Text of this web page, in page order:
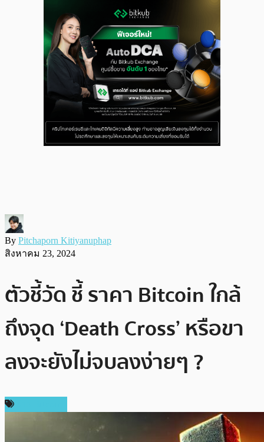
By Pitchaporn Kitiyanuphap
สิงหาคม 23, 2024
ตัวชี้วัด ชี้ ราคา Bitcoin ใกล้
ถึงจุด ‘Death Cross’ หรือขา
ลงจะยังไม่จบลงง่ายๆ ?